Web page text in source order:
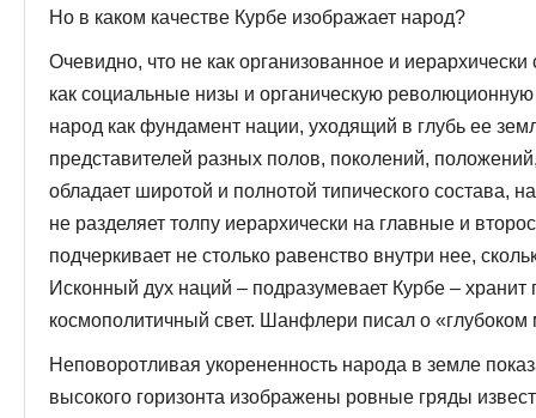
Но в каком качестве Курбе изображает народ?
Очевидно, что не как организованное и
как социальные низы и органическую
народ как фундамент нации, уходящий в глубь ее
представителей разных полов, поколений,
обладает широтой и полнотой типического состава,
не разделяет толпу иерархически на главные и
подчеркивает не столько равенство внутри нее,
Исконный дух наций – подразумевает Курбе –
космополитичный свет. Шанфлери писал о
Неповоротливая укорененность народа в земле
высокого горизонта изображены ровные гряды